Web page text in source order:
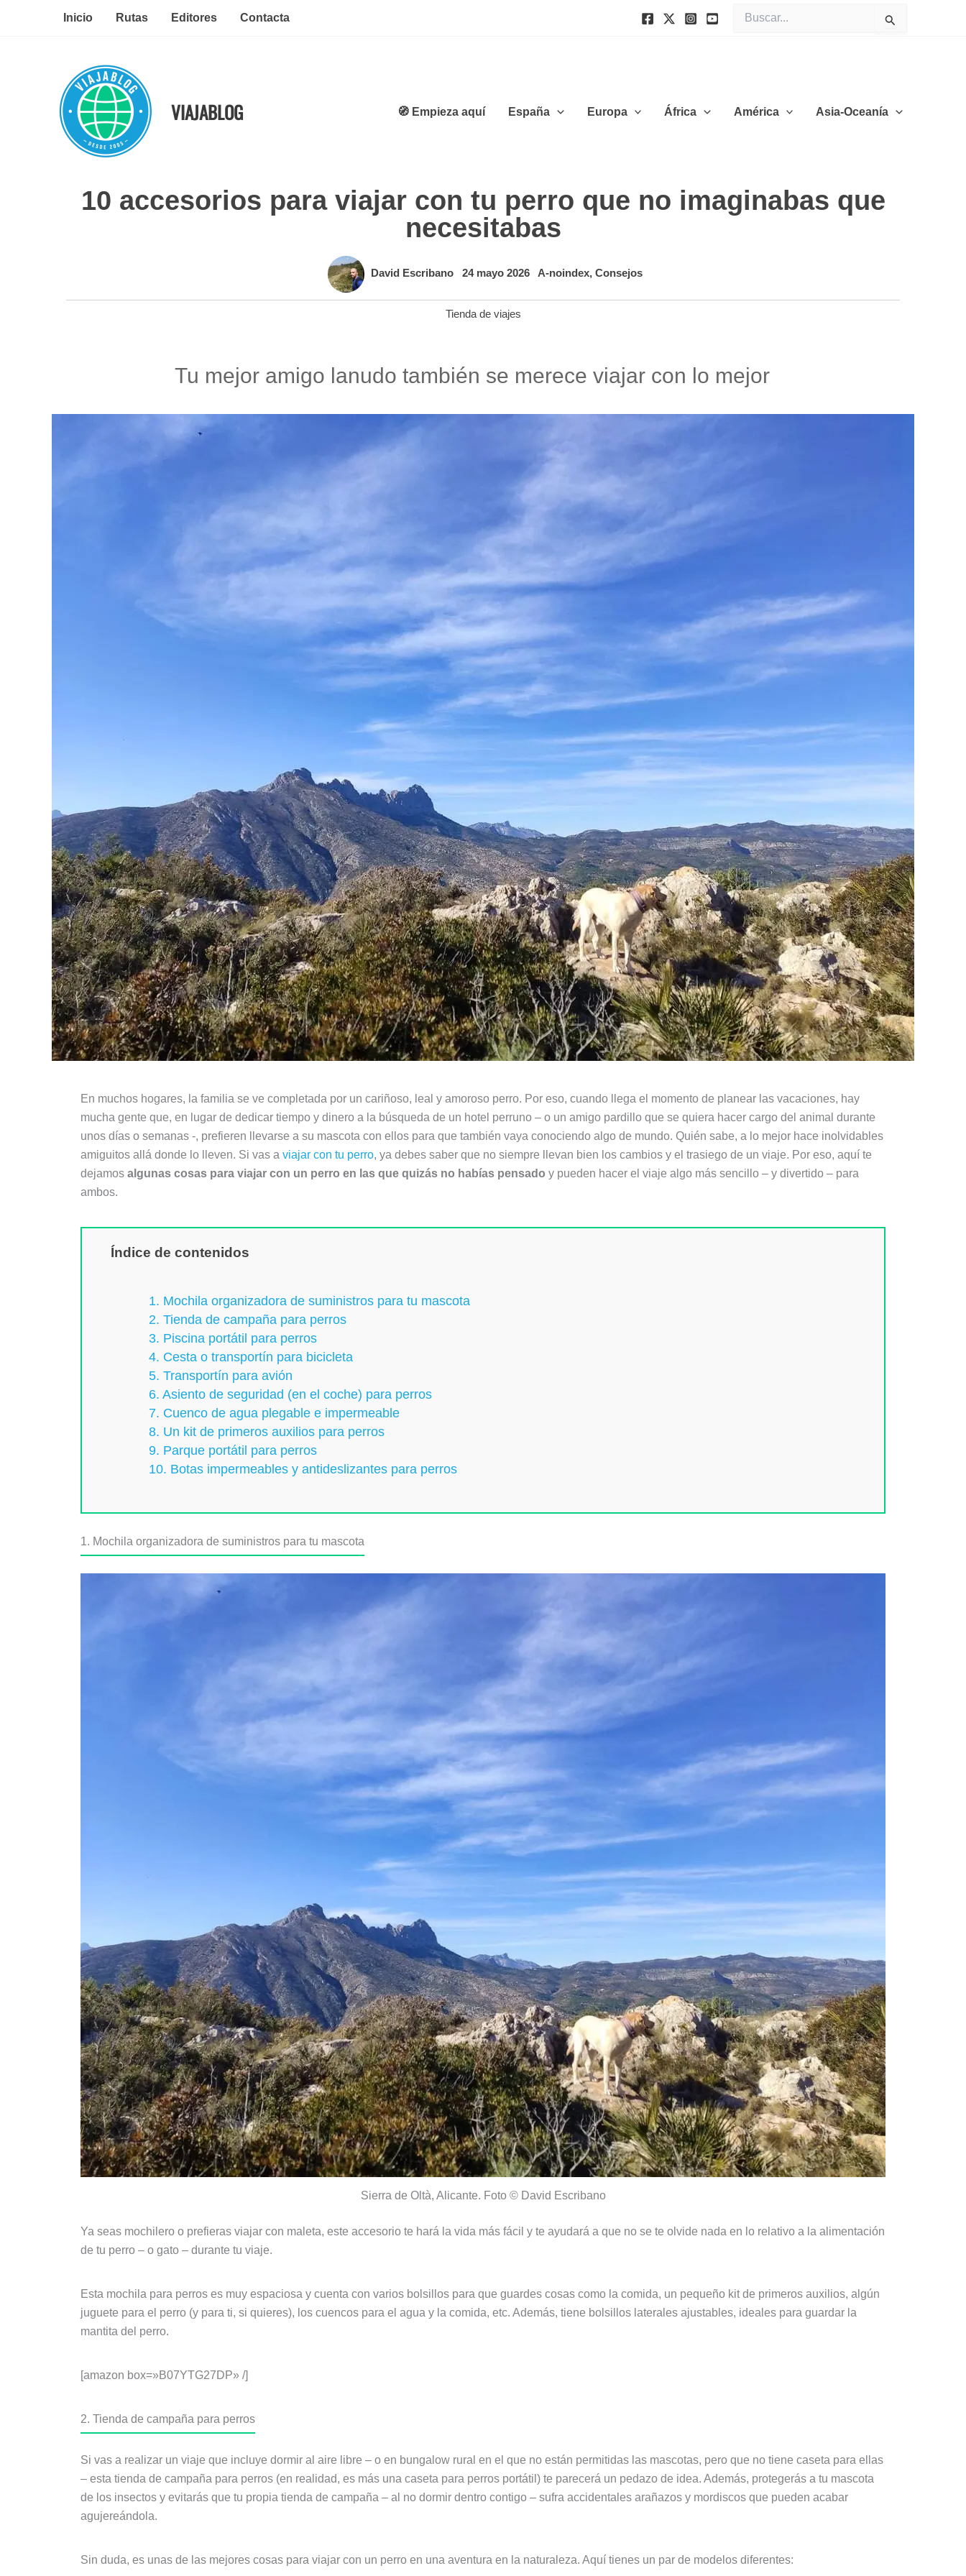
Inicio Rutas Editores Contacta
por:
VIAJABLOG 🧭 Empieza aquí España Europa África América Asia-Oceanía
10 accesorios para viajar con tu perro que no imaginabas que
necesitabas
David Escribano 24 mayo 2026 A-noindex, Consejos
Tienda de viajes
Tu mejor amigo lanudo también se merece viajar con lo mejor
En muchos hogares, la familia se ve completada por un cariñoso, leal y amoroso perro. Por eso, cuando llega el momento de planear las vacaciones, hay
mucha gente que, en lugar de dedicar tiempo y dinero a la búsqueda de un hotel perruno – o un amigo pardillo que se quiera hacer cargo del animal durante
unos días o semanas -, prefieren llevarse a su mascota con ellos para que también vaya conociendo algo de mundo. Quién sabe, a lo mejor hace inolvidables
amiguitos allá donde lo lleven. Si vas a viajar con tu perro, ya debes saber que no siempre llevan bien los cambios y el trasiego de un viaje. Por eso, aquí te
dejamos algunas cosas para viajar con un perro en las que quizás no habías pensado y pueden hacer el viaje algo más sencillo – y divertido – para
ambos.
Índice de contenidos
1. Mochila organizadora de suministros para tu mascota
2. Tienda de campaña para perros
3. Piscina portátil para perros
4. Cesta o transportín para bicicleta
5. Transportín para avión
6. Asiento de seguridad (en el coche) para perros
7. Cuenco de agua plegable e impermeable
8. Un kit de primeros auxilios para perros
9. Parque portátil para perros
10. Botas impermeables y antideslizantes para perros
1. Mochila organizadora de suministros para tu mascota
Sierra de Oltà, Alicante. Foto © David Escribano
Ya seas mochilero o prefieras viajar con maleta, este accesorio te hará la vida más fácil y te ayudará a que no se te olvide nada en lo relativo a la alimentación
de tu perro – o gato – durante tu viaje.
Esta mochila para perros es muy espaciosa y cuenta con varios bolsillos para que guardes cosas como la comida, un pequeño kit de primeros auxilios, algún
juguete para el perro (y para ti, si quieres), los cuencos para el agua y la comida, etc. Además, tiene bolsillos laterales ajustables, ideales para guardar la
mantita del perro.
[amazon box=»B07YTG27DP» /]
2. Tienda de campaña para perros
Si vas a realizar un viaje que incluye dormir al aire libre – o en bungalow rural en el que no están permitidas las mascotas, pero que no tiene caseta para ellas
– esta tienda de campaña para perros (en realidad, es más una caseta para perros portátil) te parecerá un pedazo de idea. Además, protegerás a tu mascota
de los insectos y evitarás que tu propia tienda de campaña – al no dormir dentro contigo – sufra accidentales arañazos y mordiscos que pueden acabar
agujereándola.
Sin duda, es unas de las mejores cosas para viajar con un perro en una aventura en la naturaleza. Aquí tienes un par de modelos diferentes: